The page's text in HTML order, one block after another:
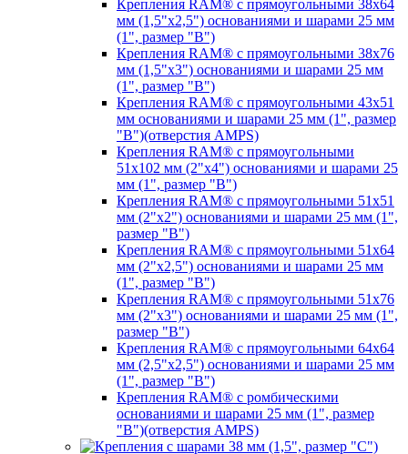
Крепления RAM® с прямоугольными 38х64
мм (1,5"х2,5") основаниями и шарами 25 мм
(1", размер "B")
Крепления RAM® с прямоугольными 38х76
мм (1,5"х3") основаниями и шарами 25 мм
(1", размер "B")
Крепления RAM® с прямоугольными 43x51
мм основаниями и шарами 25 мм (1", размер
"B")(отверстия AMPS)
Крепления RAM® с прямоугольными
51х102 мм (2"х4") основаниями и шарами 25
мм (1", размер "B")
Крепления RAM® с прямоугольными 51х51
мм (2"х2") основаниями и шарами 25 мм (1",
размер "B")
Крепления RAM® с прямоугольными 51х64
мм (2"х2,5") основаниями и шарами 25 мм
(1", размер "B")
Крепления RAM® с прямоугольными 51х76
мм (2"х3") основаниями и шарами 25 мм (1",
размер "B")
Крепления RAM® с прямоугольными 64х64
мм (2,5"х2,5") основаниями и шарами 25 мм
(1", размер "B")
Крепления RAM® с ромбическими
основаниями и шарами 25 мм (1", размер
"B")(отверстия AMPS)